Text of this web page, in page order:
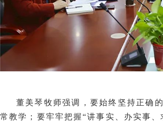
董美琴牧师强调，要始终坚持正确
常教学；要牢牢把握“讲事实、办实事